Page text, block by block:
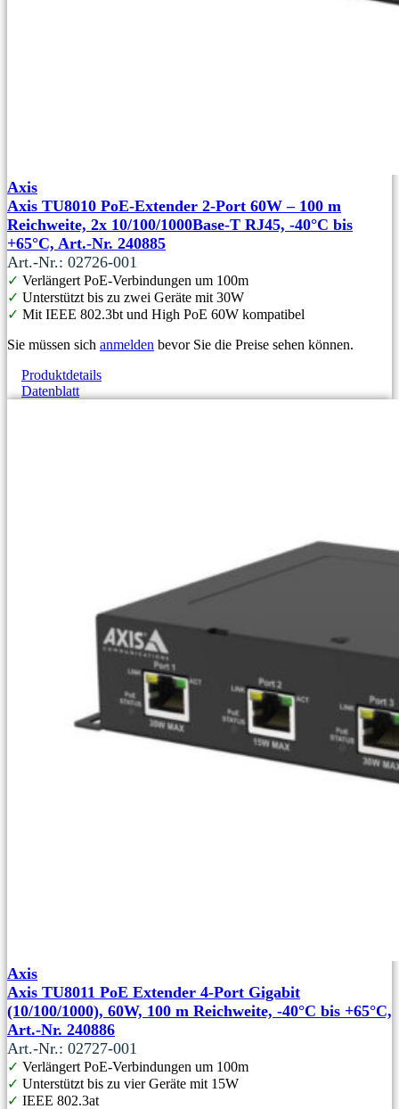
Axis
Axis TU8010 PoE-Extender 2-Port 60W – 100 m
Reichweite, 2x 10/100/1000Base‑T RJ45, -40°C bis
+65°C, Art.-Nr. 240885
Art.-Nr.: 02726-001
✓ Verlängert PoE-Verbindungen um 100m
✓ Unterstützt bis zu zwei Geräte mit 30W
✓ Mit IEEE 802.3bt und High PoE 60W kompatibel
Sie müssen sich anmelden bevor Sie die Preise sehen können.
Produktdetails
Datenblatt
Axis
Axis TU8011 PoE Extender 4-Port Gigabit
(10/100/1000), 60W, 100 m Reichweite, -40°C bis +65°C,
Art.-Nr. 240886
Art.-Nr.: 02727-001
✓ Verlängert PoE-Verbindungen um 100m
✓ Unterstützt bis zu vier Geräte mit 15W
✓ IEEE 802.3at